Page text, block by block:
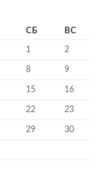
СБ ВС
1 2
8 9
15 16
22 23
29 30